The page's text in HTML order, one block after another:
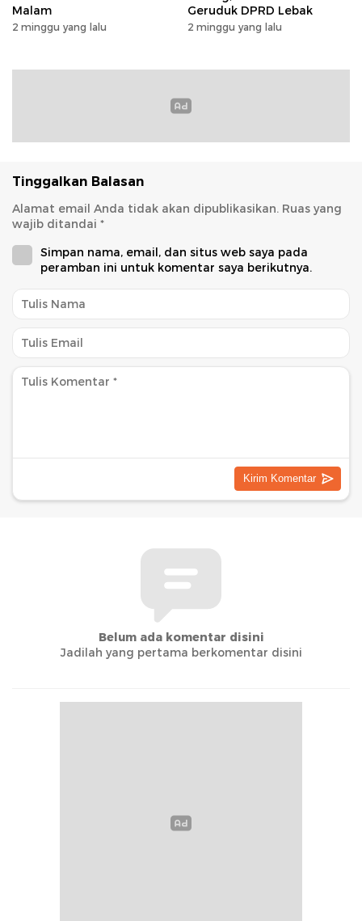
Malam
2 minggu yang lalu
Geruduk DPRD Lebak
2 minggu yang lalu
Tinggalkan Balasan
Alamat email Anda tidak akan dipublikasikan. Ruas yang
wajib ditandai *
Simpan nama, email, dan situs web saya pada
peramban ini untuk komentar saya berikutnya.
Belum ada komentar disini
Jadilah yang pertama berkomentar disini